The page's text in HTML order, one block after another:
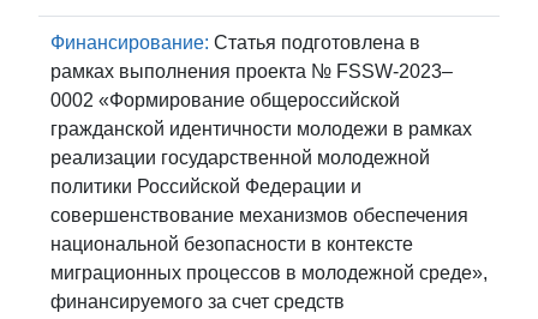
Финансирование: Статья подготовлена в
рамках выполнения проекта № FSSW-2023–
0002 «Формирование общероссийской
гражданской идентичности молодежи в рамках
реализации государственной молодежной
политики Российской Федерации и
совершенствование механизмов обеспечения
национальной безопасности в контексте
миграционных процессов в молодежной среде»,
финансируемого за счет средств